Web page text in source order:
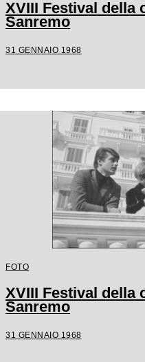
XVIII Festival della
Sanremo
31 GENNAIO 1968
FOTO
XVIII Festival della
Sanremo
31 GENNAIO 1968